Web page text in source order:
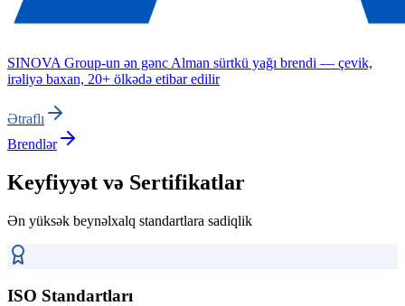
SINOVA Group-un ən gənc Alman sürtkü yağı brendi — çevik,
irəliyə baxan, 20+ ölkədə etibar edilir
Ətraflı
Brendlər
Keyfiyyət və Sertifikatlar
Ən yüksək beynəlxalq standartlara sadiqlik
ISO Standartları